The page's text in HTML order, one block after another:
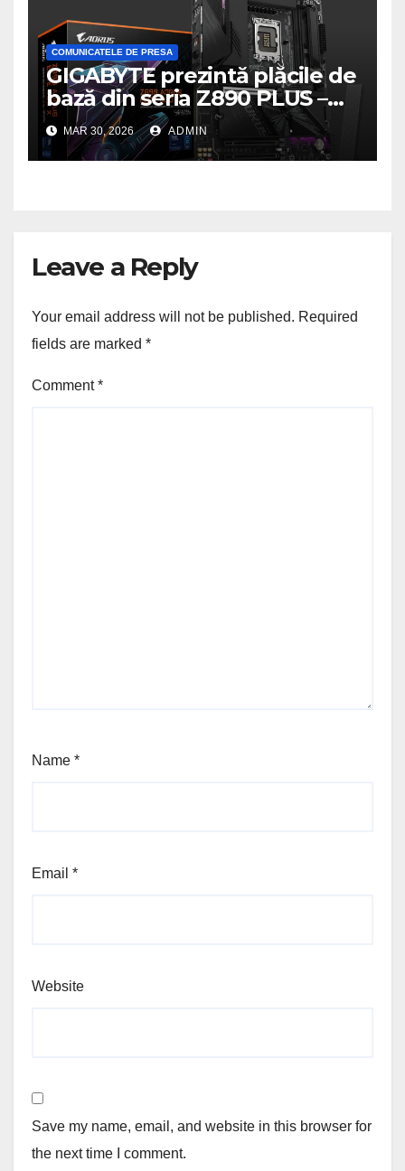
COMUNICATELE DE PRESA
GIGABYTE prezintă plăcile de
bază din seria Z890 PLUS –
performanță de ultimă
generație la un nou nivel
MAR 30, 2026 ADMIN
Leave a Reply
Your email address will not be published. Required
fields are marked *
Comment*
Name *
Email *
Website
Save my name, email, and website in this browser for
the next time I comment.